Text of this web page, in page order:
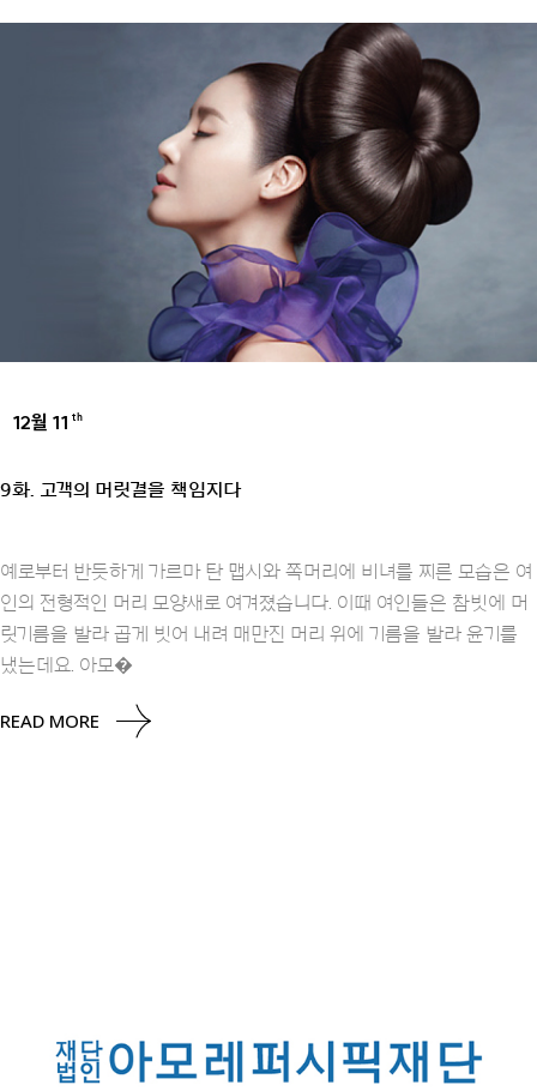
12월 11 th
9화. 고객의 머릿결을 책임지다
예로부터 반듯하게 가르마 탄 맵시와 쪽머리에 비녀를 찌른 모습은 여
인의 전형적인 머리 모양새로 여겨졌습니다. 이때 여인들은 참빗에 머
릿기름을 발라 곱게 빗어 내려 매만진 머리 위에 기름을 발라 윤기를
냈는데요. 아모�
READ MORE